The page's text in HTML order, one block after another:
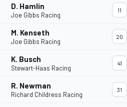
D. Hamlin
Joe Gibbs Racing
11
M. Kenseth
Joe Gibbs Racing
20
K. Busch
Stewart-Haas Racing
41
R. Newman
Richard Childress Racing
31